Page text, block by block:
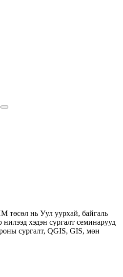
төсөл нь Уул уурхай, байгаль
хэдэн сургалт семинарууд
сургалт, QGIS, GIS, мөн